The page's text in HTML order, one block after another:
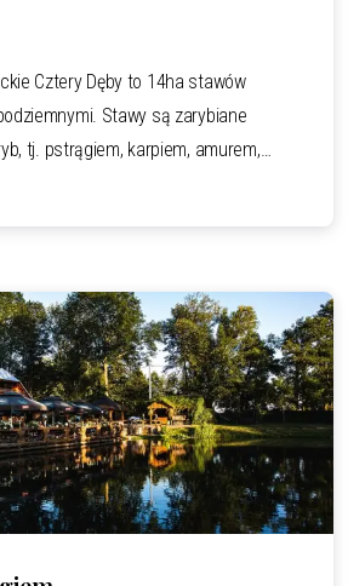
Cztery Dęby to 14ha stawów
Stawy są zarybiane
tj. pstrągiem, karpiem, amurem,
zorganizaować grilla czy